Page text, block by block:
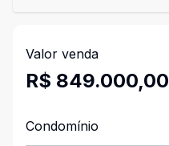
Valor venda
R$ 849.000,00
Condomínio